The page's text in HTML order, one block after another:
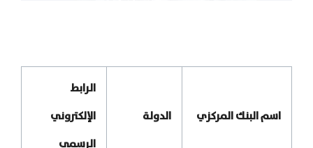
اسم البنك المركزي الدولة
الرابط
الإلكتروني
الرسمي